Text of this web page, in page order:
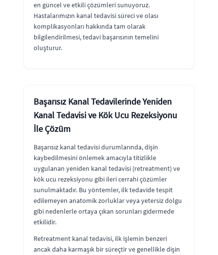
en güncel ve etkili çözümleri sunuyoruz.
Hastalarımızın kanal tedavisi süreci ve olası
komplikasyonları hakkında tam olarak
bilgilendirilmesi, tedavi başarısının temelini
oluşturur.
Başarısız Kanal Tedavilerinde Yeniden
Kanal Tedavisi ve Kök Ucu Rezeksiyonu
İle Çözüm
Başarısız kanal tedavisi durumlarında, dişin
kaybedilmesini önlemek amacıyla titizlikle
uygulanan yeniden kanal tedavisi (retreatment) ve
kök ucu rezeksiyonu gibi ileri cerrahi çözümler
sunulmaktadır. Bu yöntemler, ilk tedavide tespit
edilemeyen anatomik zorluklar veya yetersiz dolgu
gibi nedenlerle ortaya çıkan sorunları gidermede
etkilidir.
Retreatment kanal tedavisi, ilk işlemin benzeri
ancak daha karmaşık bir süreçtir ve genellikle dişin